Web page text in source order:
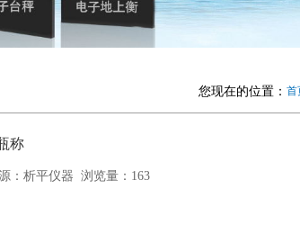
您现在的位置： 首
称
：析平仪器 浏览量：163